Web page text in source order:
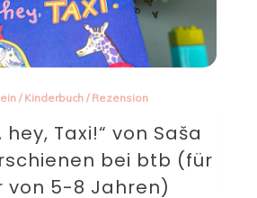
/ Kinderbuch / Rezension
hey, Taxi!“ von Saša
bei btb (für
von 5-8 Jahren)